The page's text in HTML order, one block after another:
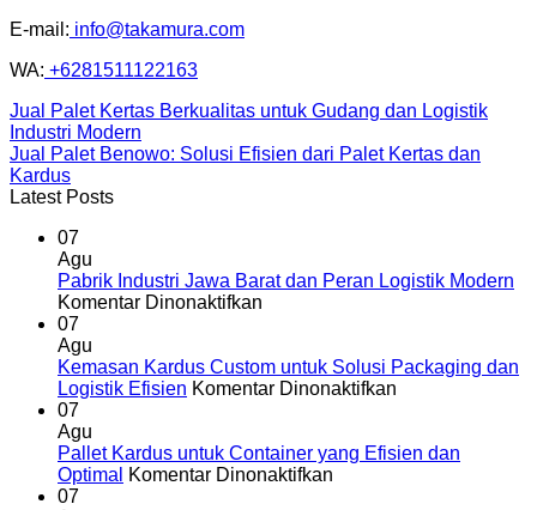
E-mail: info@takamura.com
WA: +6281511122163
Jual Palet Kertas Berkualitas untuk Gudang dan Logistik
Industri Modern
Jual Palet Benowo: Solusi Efisien dari Palet Kertas dan
Kardus
Latest Posts
07
Agu
Pabrik Industri Jawa Barat dan Peran Logistik Modern
Komentar Dinonaktifkan
Jawa
Barat
Logistik
Modern
07
Agu
Kemasan Kardus Custom untuk Solusi Packaging dan
Logistik Efisien Komentar Dinonaktifkan
Custom
07
Agu
Pallet Kardus untuk Container yang Efisien dan
Optimal
Komentar Dinonaktifkan
07